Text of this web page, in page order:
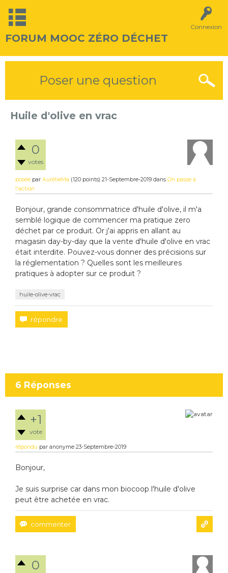
Connexion
FORUM MOOC ZÉRO DÉCHET
Poser une question
Huile d'olive en vrac
0
votes
posée par AurélieMa (120 points) 21-Septembre-2019 dans On passe à
l'action
Bonjour, grande consommatrice d'huile d'olive, il m'a
semblé logique de commencer ma pratique zero
déchet par ce produit. Or j'ai appris en allant au
magasin day-by-day que la vente d'huile d'olive en vrac
était interdite. Pouvez-vous donner des précisions sur
la réglementation ? Quelles sont les meilleures
pratiques à adopter sur ce produit ?
huile-olive-vrac
6 Réponses
+1
vote
répondu par anonyme 23-Septembre-2019
Bonjour,
Je suis surprise car dans mon biocoop l'huile d'olive
peut être achetée en vrac.
0